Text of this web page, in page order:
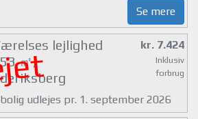
Se mere
lejlighed
㎡,
kr. 7.424
Inklusiv
forbrug
udlejes pr. 1. september 2026